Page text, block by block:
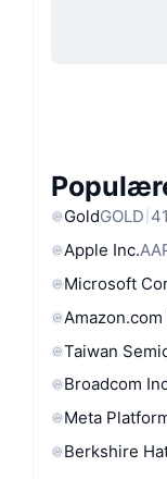
GoldGOLD
Apple Inc.
Microsoft
Amazon.com
Taiwan
Broadcom
Meta
Berkshire